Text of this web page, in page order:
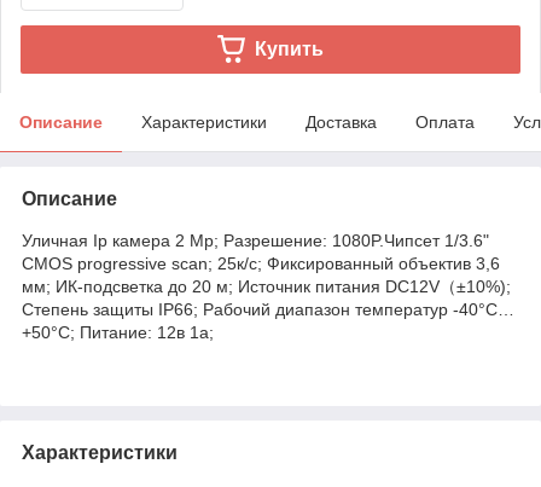
Купить
Описание Характеристики Доставка Оплата
Описание
Уличная Ip камера 2 Mp; Разрешение: 1080P.Чипсет 1/3.6"
CMOS progressive scan; 25к/с; Фиксированный объектив 3,6
мм; ИК-подсветка до 20 м; Источник питания DC12V（±10%);
Степень защиты IP66; Рабочий диапазон температур -40°C…
+50°C; Питание: 12в 1а;
Характеристики